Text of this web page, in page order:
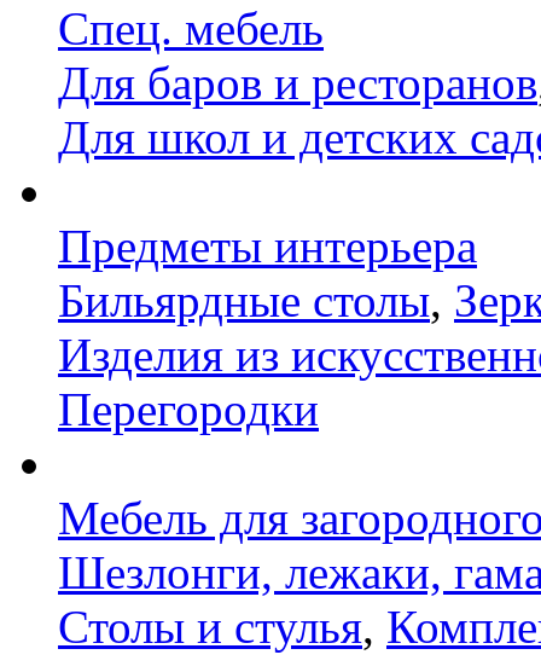
Спец. мебель
Для баров и ресторанов
Для школ и детских
Предметы интерьера
Бильярдные столы,
Изделия из
Перегородки
Мебель для
Шезлонги, лежаки,
Столы и стулья,